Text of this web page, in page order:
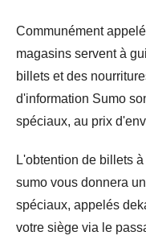
Communément
magasins servent à
billets et des
d'information Sumo
spéciaux, au prix
L'obtention de billets
sumo vous donnera
spéciaux, appelés
votre siège via le